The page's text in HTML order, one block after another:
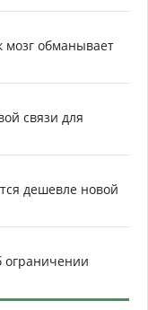
мозг обманывает
связи для
дешевле новой